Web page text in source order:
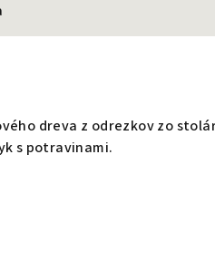
dreva z odrezkov zo
s potravinami.